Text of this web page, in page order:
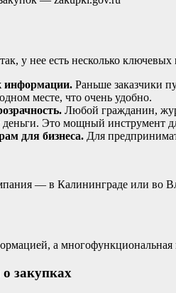
у нее есть несколько ключевых
информации. Раньше заказчики
месте, что очень удобно.
Любой гражданин,
деньги. Это мощный инструмент
для бизнеса. Для
— в Калининграде или во
а многофункциональная
закупках